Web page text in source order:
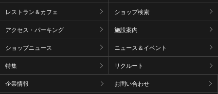
レストラン＆カフェ ショップ検索
アクセス・パーキング 施設案内
ショップニュース ニュース＆イベント
特集 リクルート
企業情報 お問い合わせ